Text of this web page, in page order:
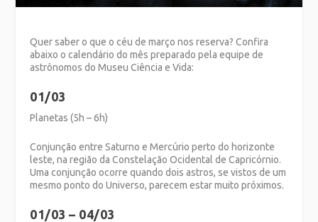
Quer saber o que o céu de março nos reserva? Confira
abaixo o calendário do mês preparado pela equipe de
astrônomos do Museu Ciência e Vida:
01/03
Planetas (5h – 6h)
Conjunção entre Saturno e Mercúrio perto do horizonte
leste, na região da Constelação Ocidental de Capricórnio.
Uma conjunção ocorre quando dois astros, se vistos de um
mesmo ponto do Universo, parecem estar muito próximos.
01/03 – 04/03